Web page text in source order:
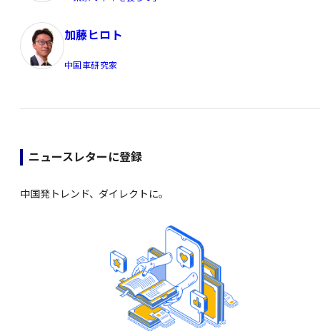
加藤ヒロト
中国車研究家
ニュースレターに登録
中国発トレンド、ダイレクトに。